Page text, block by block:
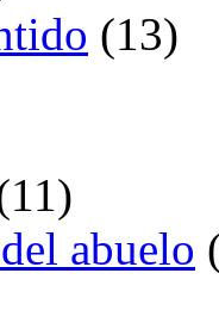
(13)
abuelo